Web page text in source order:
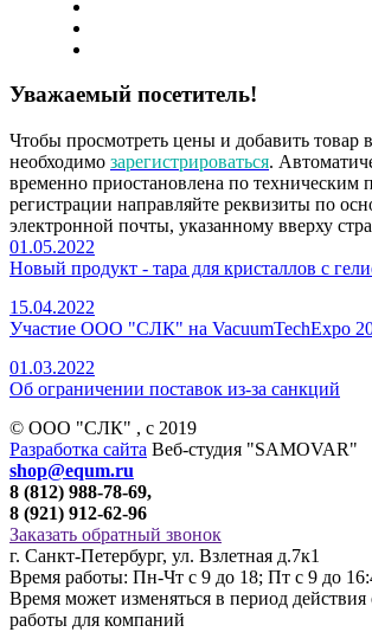
Уважаемый посетитель!
Чтобы просмотреть цены и добавить товар
необходимо зарегистрироваться.
временно приостановлена по техническим
регистрации направляйте реквизиты по
электронной почты, указанному вверху
01.05.2022
Новый продукт - тара для кристаллов с
15.04.2022
Участие ООО "СЛК" на VacuumTechExpo
01.03.2022
Об ограничении поставок из-за санкций
© ООО "СЛК" , c 2019
Разработка сайта Веб-студия "SAMOVAR"
shop@equm.ru
8 (812) 988-78-69,
8 (921) 912-62-96
Заказать обратный звонок
г. Санкт-Петербург, ул. Взлетная д.7к1
Время работы: Пн-Чт с 9 до 18; Пт с 9 до
Время может изменяться в период
работы для компаний